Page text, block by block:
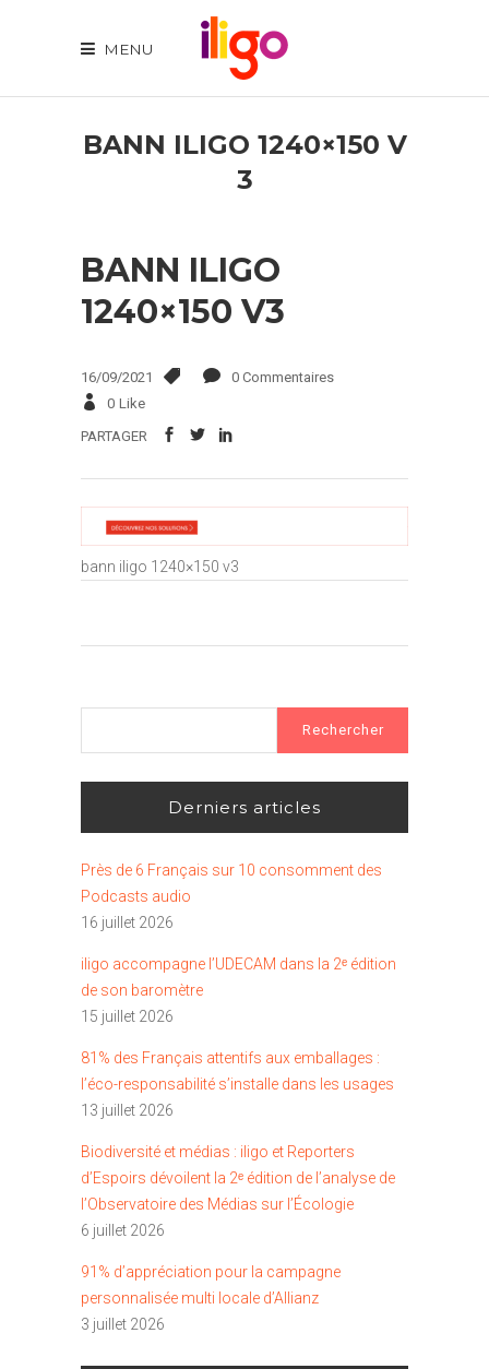
MENU
BANN ILIGO 1240×150 V
3
BANN ILIGO
1240×150 V3
16/09/2021
0 Commentaires
0 Like
PARTAGER
bann iligo 1240×150 v3
Derniers articles
Près de 6 Français sur 10 consomment des
Podcasts audio
16 juillet 2026
iligo accompagne l’UDECAM dans la 2ᵉ édition
de son baromètre
15 juillet 2026
81% des Français attentifs aux emballages :
l’éco-responsabilité s’installe dans les usages
13 juillet 2026
Biodiversité et médias : iligo et Reporters
d’Espoirs dévoilent la 2ᵉ édition de l’analyse de
l’Observatoire des Médias sur l’Écologie
6 juillet 2026
91% d’appréciation pour la campagne
personnalisée multi locale d’Allianz
3 juillet 2026